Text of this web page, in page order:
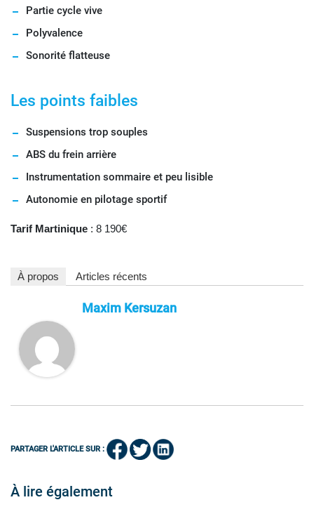
Partie cycle vive
Polyvalence
Sonorité flatteuse
Les points faibles
Suspensions trop souples
ABS du frein arrière
Instrumentation sommaire et peu lisible
Autonomie en pilotage sportif
Tarif Martinique : 8 190€
À propos Articles récents
Maxim Kersuzan
PARTAGER L'ARTICLE SUR :
À lire également